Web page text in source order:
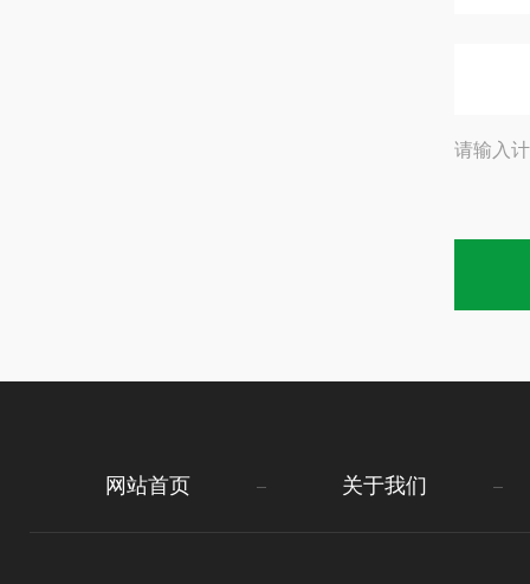
请输入
网站首页 关于我们